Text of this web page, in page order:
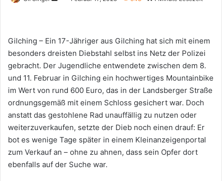
Mail
Gilching – Ein 17-Jähriger aus Gilching hat sich mit einem
besonders dreisten Diebstahl selbst ins Netz der Polizei
gebracht. Der Jugendliche entwendete zwischen dem 8.
und 11. Februar in Gilching ein hochwertiges Mountainbike
im Wert von rund 600 Euro, das in der Landsberger Straße
ordnungsgemäß mit einem Schloss gesichert war. Doch
anstatt das gestohlene Rad unauffällig zu nutzen oder
weiterzuverkaufen, setzte der Dieb noch einen drauf: Er
bot es wenige Tage später in einem Kleinanzeigenportal
zum Verkauf an – ohne zu ahnen, dass sein Opfer dort
ebenfalls auf der Suche war.